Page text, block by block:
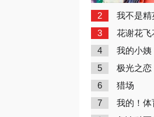
2 我不是精
3 花谢花飞
4 我的小姨
5 极光之恋
6 猎场
7 我的！体